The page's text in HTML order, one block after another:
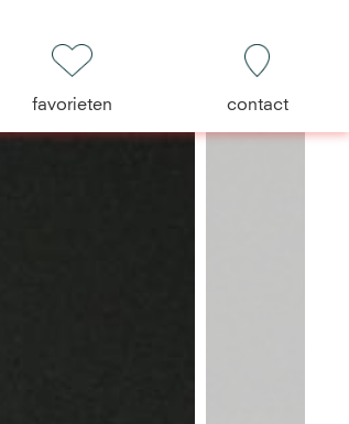
favorieten contact